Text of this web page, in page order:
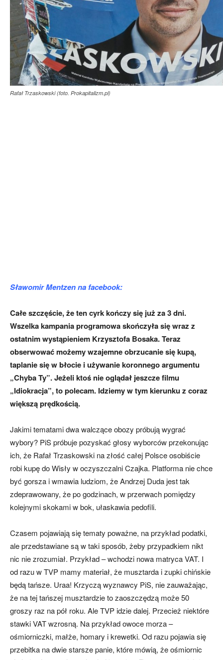
Rafał Trzaskowski (foto. Prokapitalizm.pl)
Sławomir Mentzen na facebook:
Całe szczęście, że ten cyrk kończy się już za 3 dni.
Wszelka kampania programowa skończyła się wraz z
ostatnim wystąpieniem Krzysztofa Bosaka. Teraz
obserwować możemy wzajemne obrzucanie się kupą,
taplanie się w błocie i używanie koronnego argumentu
„Chyba Ty”. Jeżeli ktoś nie oglądał jeszcze filmu
„Idiokracja”, to polecam. Idziemy w tym kierunku z coraz
większą prędkością.
Jakimi tematami dwa walczące obozy próbują wygrać
wybory? PiS próbuje pozyskać głosy wyborców przekonując
ich, że Rafał Trzaskowski na złość całej Polsce osobiście
robi kupę do Wisły w oczyszczalni Czajka. Platforma nie chce
być gorsza i wmawia ludziom, że Andrzej Duda jest tak
zdeprawowany, że po godzinach, w przerwach pomiędzy
kolejnymi skokami w bok, ułaskawia pedofili.
Czasem pojawiają się tematy poważne, na przykład podatki,
ale przedstawiane są w taki sposób, żeby przypadkiem nikt
nic nie zrozumiał. Przykład – wchodzi nowa matryca VAT. I
od razu w TVP mamy materiał, że musztarda i zupki chińskie
będą tańsze. Uraa! Krzyczą wyznawcy PiS, nie zauważając,
że na tej tańszej musztardzie to zaoszczędzą może 50
groszy raz na pół roku. Ale TVP idzie dalej. Przecież niektóre
stawki VAT wzrosną. Na przykład owoce morza –
ośmiorniczki, małże, homary i krewetki. Od razu pojawia się
przebitka na dwie starsze panie, które mówią, że ośmiornic